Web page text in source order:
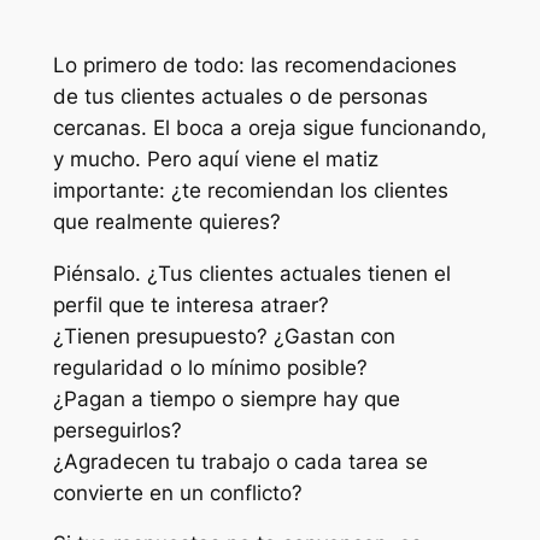
Lo primero de todo: las recomendaciones
de tus clientes actuales o de personas
cercanas. El boca a oreja sigue funcionando,
y mucho. Pero aquí viene el matiz
importante: ¿te recomiendan los clientes
que realmente quieres?
Piénsalo. ¿Tus clientes actuales tienen el
perfil que te interesa atraer?
¿Tienen presupuesto? ¿Gastan con
regularidad o lo mínimo posible?
¿Pagan a tiempo o siempre hay que
perseguirlos?
¿Agradecen tu trabajo o cada tarea se
convierte en un conflicto?